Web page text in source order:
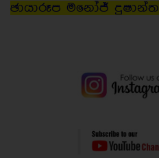
ඡායාරූප මනෝජ් දුෂාන්ත